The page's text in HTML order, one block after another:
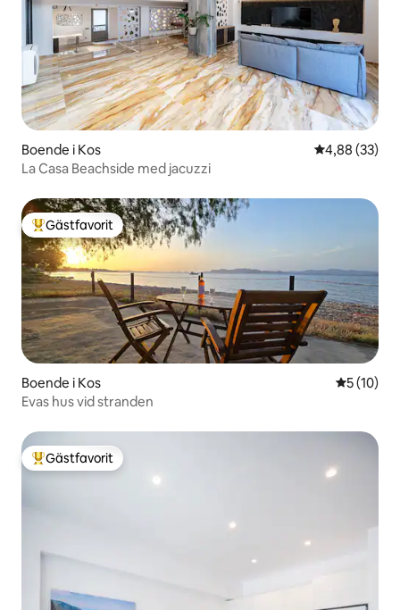
Boende i Kos 4,88 av 5 i
4,88 (33)
La Casa Beachside med jacuzzi
Populär gästfavorit
Gästfavorit
Boende i Kos 5 av 5 i
5 (10)
Evas hus vid stranden
Populär gästfavorit
Gästfavorit